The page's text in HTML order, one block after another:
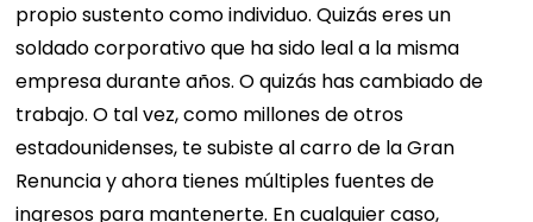
propio sustento como individuo. Quizás eres un
soldado corporativo que ha sido leal a la misma
empresa durante años. O quizás has cambiado de
trabajo. O tal vez, como millones de otros
estadounidenses, te subiste al carro de la Gran
Renuncia y ahora tienes múltiples fuentes de
ingresos para mantenerte. En cualquier caso,